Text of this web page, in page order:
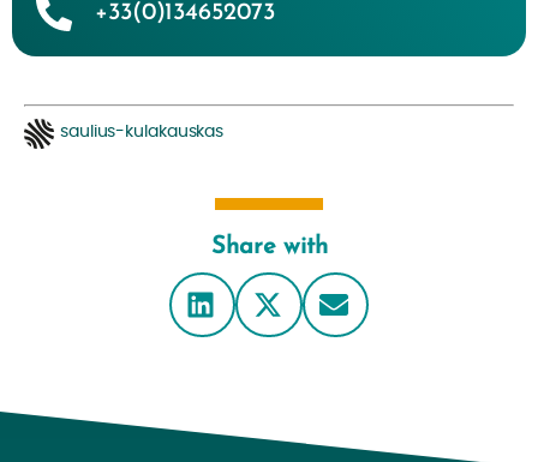
saulius-kulakauskas
Share with
+33(0)134652073